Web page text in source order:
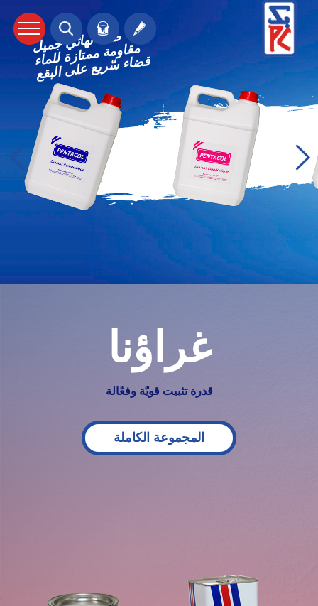
طلاء نهائي جميل
مقاومة ممتازة للماء
قضاء سّريع على البقع
غراؤنا
قدرة تثبيت قويّة وفعّالة
المجموعة الكاملة